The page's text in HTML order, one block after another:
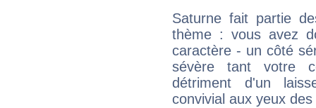
Saturne fait partie
thème : vous avez
caractère - un côté
sévère tant votre
détriment d'un
convivial aux yeux